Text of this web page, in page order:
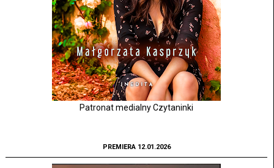
Patronat medialny Czytaninki
PREMIERA 12.01.2026